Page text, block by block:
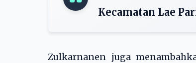
Kecamatan Lae
Zulkarnanen juga